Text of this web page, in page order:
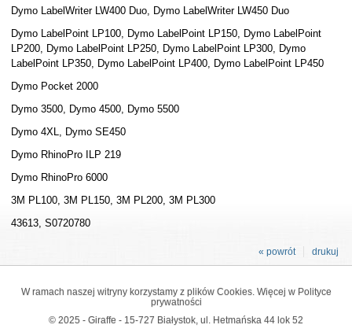
Dymo LabelWriter LW400 Duo, Dymo LabelWriter LW450 Duo
Dymo LabelPoint LP100, Dymo LabelPoint LP150, Dymo LabelPoint
LP200, Dymo LabelPoint LP250, Dymo LabelPoint LP300, Dymo
LabelPoint LP350, Dymo LabelPoint LP400, Dymo LabelPoint LP450
Dymo Pocket 2000
Dymo 3500, Dymo 4500, Dymo 5500
Dymo 4XL, Dymo SE450
Dymo RhinoPro ILP 219
Dymo RhinoPro 6000
3M PL100, 3M PL150, 3M PL200, 3M PL300
43613, S0720780
drukuj
« powrót
W ramach naszej witryny korzystamy z plików Cookies. Więcej w Polityce
prywatności
© 2025 - Giraffe - 15-727 Białystok, ul. Hetmańska 44 lok 52